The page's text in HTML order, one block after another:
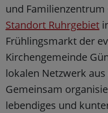
und
Standort Ruhrgebiet
Frühlingsmarkt der
Kirchengemeinde
lokalen Netzwerk
Gemeinsam
lebendiges und